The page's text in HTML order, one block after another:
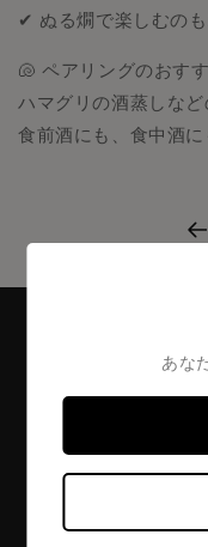
✔ ぬる燗で楽しむの
🐚 ペアリングのおす
ハマグリの酒蒸しなど
食前酒にも、食中酒
Contents
藤井酒造について
あな